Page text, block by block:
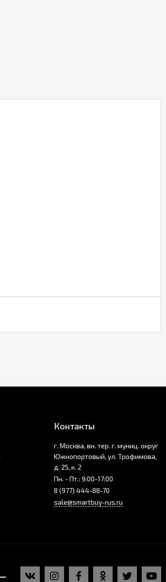
Контакты
г. Москва, вн. тер. г. муниц. округ
Южнопортовый, ул. Трофимова,
д. 25, к. 2
Пн. - Пт.: 9:00-17:00
8 (977) 444-88-70
sale@smartbuy-rus.ru